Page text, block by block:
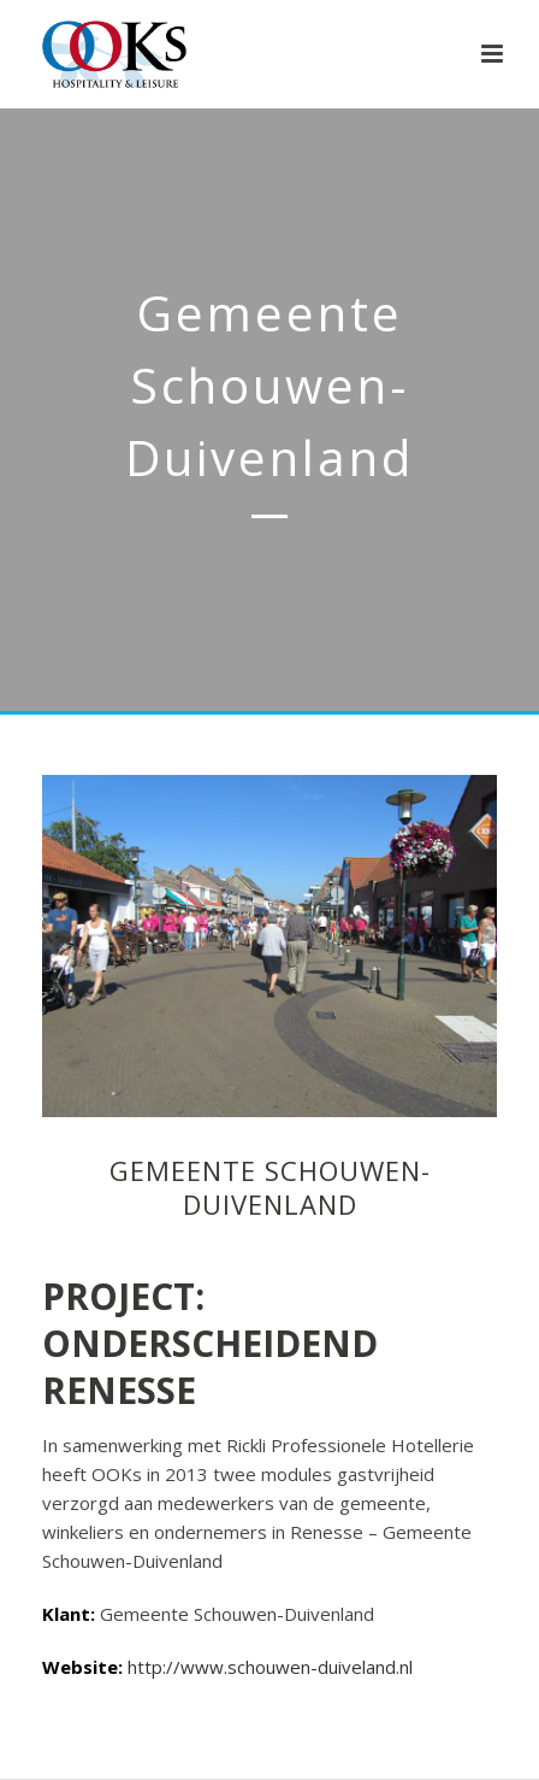
Gemeente
Schouwen-
Duivenland
GEMEENTE SCHOUWEN-
DUIVENLAND
PROJECT:
ONDERSCHEIDEND
RENESSE
In samenwerking met Rickli Professionele Hotellerie
heeft OOKs in 2013 twee modules gastvrijheid
verzorgd aan medewerkers van de gemeente,
winkeliers en ondernemers in Renesse – Gemeente
Schouwen-Duivenland
Klant: Gemeente Schouwen-Duivenland
Website: http://www.schouwen-duiveland.nl